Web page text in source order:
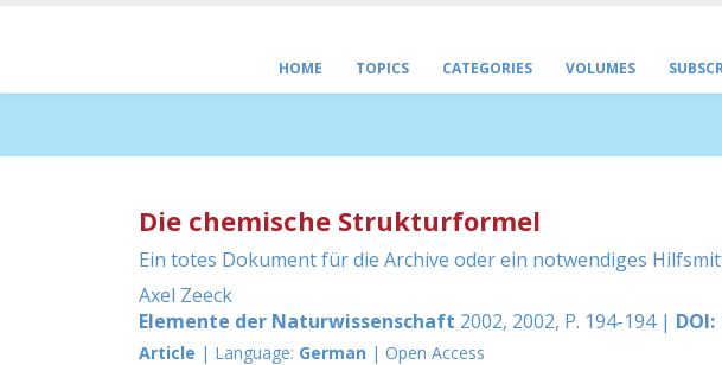
HOME TOPICS CATEGORIES VOLUMES
Die chemische Strukturformel
Ein totes Dokument für die Archive oder ein notwendiges
Axel Zeeck
Elemente der Naturwissenschaft 2002, 2002, P. 194-194 | DOI:
Article | Language: German | Open Access